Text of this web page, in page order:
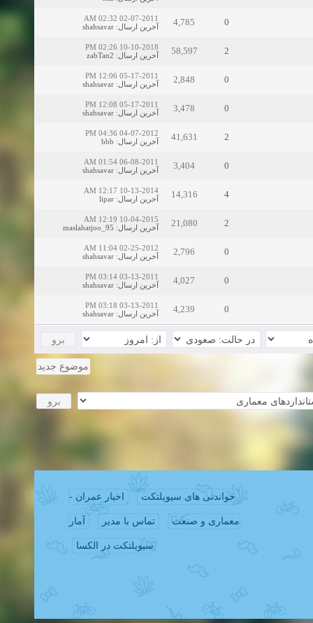
0
4,785
02-07-2011 02:32 AM
آخرین ارسال:
shahsavar
2
58,597
10-10-2018 02:26 PM
آخرین ارسال:
zabTan2
0
2,848
05-17-2011 12:06 PM
آخرین ارسال:
shahsavar
0
3,478
05-17-2011 12:08 PM
آخرین ارسال:
shahsavar
2
41,631
04-07-2012 04:36 PM
آخرین ارسال:
bbb
0
3,404
06-08-2011 01:54 AM
آخرین ارسال:
shahsavar
4
14,316
10-13-2014 12:17 AM
آخرین ارسال:
lipar
2
21,080
10-04-2015 12:19 AM
آخرین ارسال:
maslahatjoo_95
0
2,796
02-25-2012 11:04 AM
آخرین ارسال:
shahsavar
0
4,027
03-13-2011 03:14 PM
آخرین ارسال:
shahsavar
0
4,239
03-13-2011 03:18 PM
آخرین ارسال:
shahsavar
موضوع جدید
خواندنی های سیویلتکت اخبار عمران -
معماری و صنعت تماس با مدیر آمار
سیویلتکت در الکسا